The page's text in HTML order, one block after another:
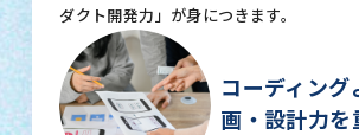
ダクト開発力」が身につきます。
コーディング
画・設計力を